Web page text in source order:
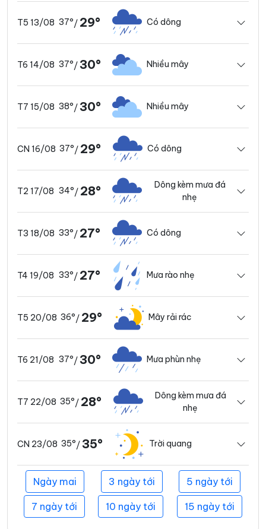
T5 13/08 37°/ 29° Có dông
T6 14/08 37°/30° Nhiều mây
T7 15/08 38°/30° Nhiều mây
CN 16/08 37°/ 29° Có dông
T2 17/08 34°/ 28°
Dông kèm mưa đá
nhẹ
T3 18/08 33°/ 27° Có dông
T4 19/08 33°/ 27° Mưa rào nhẹ
T5 20/08 36°/ 29° Mây rải rác
T6 21/08 37°/30° Mưa phùn nhẹ
T7 22/08 35°/ 28°
Dông kèm mưa đá
nhẹ
CN 23/08 35°/35° Trời quang
Ngày mai 3 ngày tới 5 ngày tới
7 ngày tới 10 ngày tới 15 ngày tới